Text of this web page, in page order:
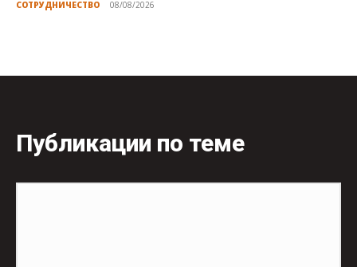
СОТРУДНИЧЕСТВО 08/08/2026
Публикации по теме